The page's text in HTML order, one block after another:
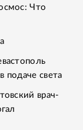
Что
подаче света
врач-